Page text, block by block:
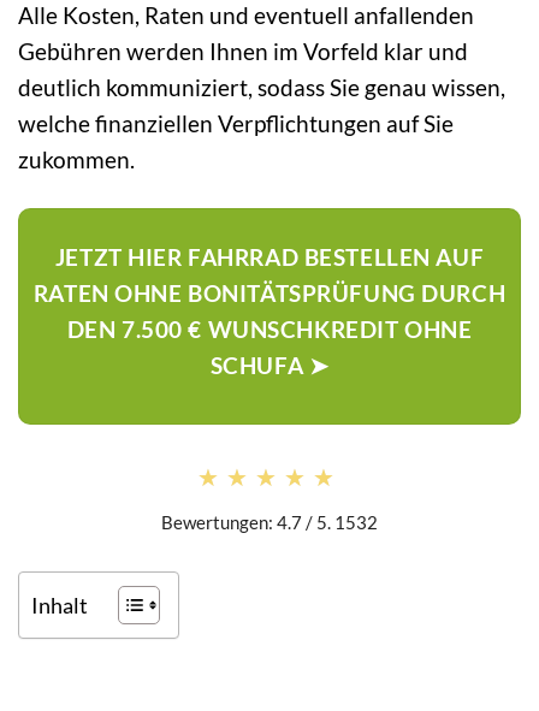
Alle Kosten, Raten und eventuell anfallenden
Gebühren werden Ihnen im Vorfeld klar und
deutlich kommuniziert, sodass Sie genau wissen,
welche finanziellen Verpflichtungen auf Sie
zukommen.
JETZT HIER FAHRRAD BESTELLEN AUF
RATEN OHNE BONITÄTSPRÜFUNG DURCH
DEN 7.500 € WUNSCHKREDIT OHNE
SCHUFA ➤
★★★★★
★★★★★
Bewertungen: 4.7 / 5. 1532
Inhalt